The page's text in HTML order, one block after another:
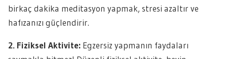
birkaç dakika meditasyon yapmak, stresi azaltır ve
hafızanızı güçlendirir.
2. Fiziksel Aktivite: Egzersiz yapmanın faydaları